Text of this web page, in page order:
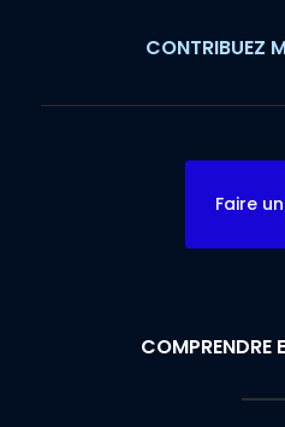
CONTRIBUEZ
Faire
COMPRENDRE